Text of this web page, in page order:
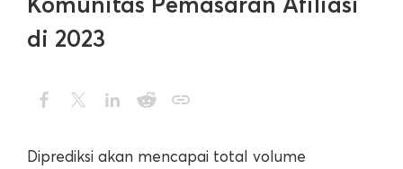
di 2023
Diprediksi akan mencapai total volume